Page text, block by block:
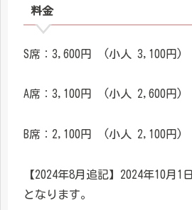
料金
S席：3,600円 (小人 3,100円)
A席：3,100円 (小人 2,600円)
B席：2,100円 (小人 2,100円)
【2024年8月追記】2024年10月1
となります。